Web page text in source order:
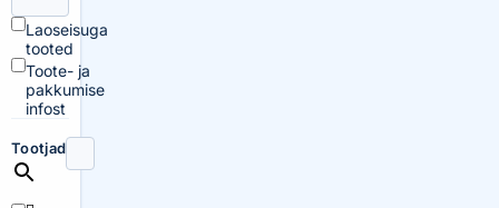
Laoseisuga
tooted
Toote- ja
pakkumise
infost
Tootjad